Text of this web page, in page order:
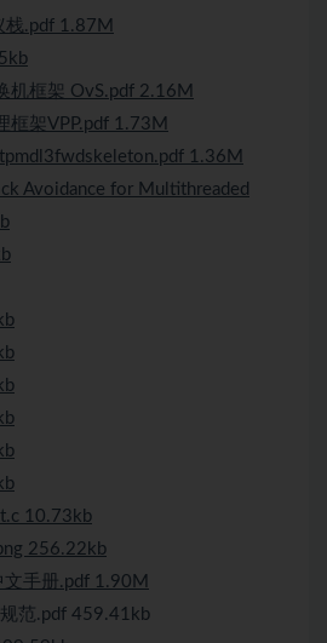
栈.pdf 1.87M
机框架 OvS.pdf 2.16M
框架VPP.pdf 1.73M
1.36M
Avoidance for Multithreaded
10.73kb
256.22kb
手册.pdf 1.90M
范.pdf 459.41kb